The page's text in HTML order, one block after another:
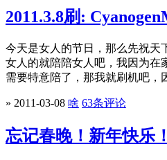
2011.3.8刷:
今天是女人的节日，那么先祝天
女人的就陪陪女人吧，我因为在
需要特意陪了，那我就刷机吧，
» 2011-03-08 啥 63条评论
忘记春晚！新年快乐！